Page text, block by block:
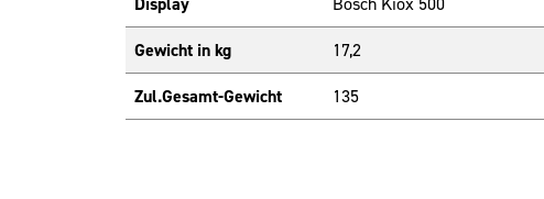
Gewicht in kg 17,2
Zul.Gesamt-Gewicht 135